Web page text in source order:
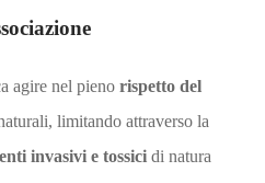
agire nel pieno rispetto del
limitando attraverso la
invasivi e tossici di natura